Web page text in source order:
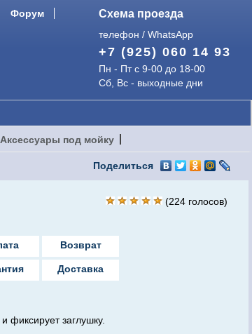
Форум Схема проезда
телефон / WhatsApp
+7 (925) 060 14 93
Пн - Пт с 9-00 до 18-00
Сб, Вс - выходные дни
Аксессуары под мойку
Поделиться
(224 голосов)
Возврат
Доставка
фиксирует заглушку.